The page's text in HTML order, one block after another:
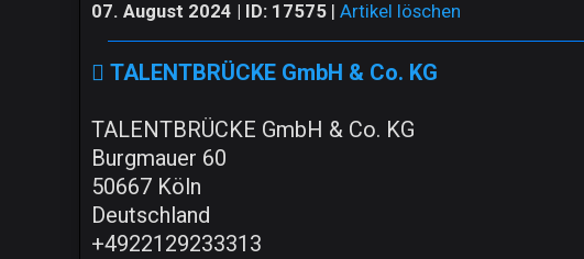
07. August 2024 | ID: 17575 Artikel löschen
TALENTBRÜCKE GmbH & Co. KG
TALENTBRÜCKE GmbH & Co. KG
Burgmauer 60
50667 Köln
Deutschland
+4922129233313